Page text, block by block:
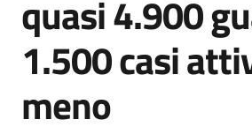
di
informazione
quasi 4.900
1.500 casi
meno